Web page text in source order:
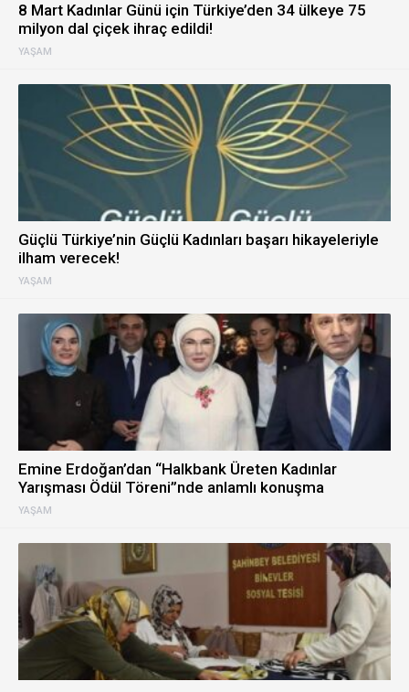
YAŞAM
8 Mart Kadınlar Günü için Türkiye’den 34 ülkeye 75
milyon dal çiçek ihraç edildi!
YAŞAM
Güçlü Türkiye’nin Güçlü Kadınları başarı hikayeleriyle
ilham verecek!
YAŞAM
Emine Erdoğan’dan “Halkbank Üreten Kadınlar
Yarışması Ödül Töreni”nde anlamlı konuşma